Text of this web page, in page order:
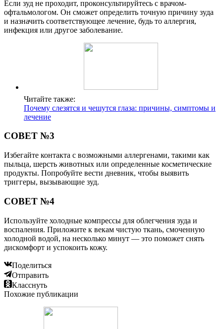
Если зуд не проходит, проконсультируйтесь с врачом-
офтальмологом. Он сможет определить точную причину зуда
и назначить соответствующее лечение, будь то аллергия,
инфекция или другое заболевание.
Читайте также:
Почему слезятся и чешутся глаза: причины, симптомы и
лечение
СОВЕТ №3
Избегайте контакта с возможными аллергенами, такими как
пыльца, шерсть животных или определенные косметические
продукты. Попробуйте вести дневник, чтобы выявить
триггеры, вызывающие зуд.
СОВЕТ №4
Используйте холодные компрессы для облегчения зуда и
воспаления. Приложите к векам чистую ткань, смоченную
холодной водой, на несколько минут — это поможет снять
дискомфорт и успокоить кожу.
Поделиться
Отправить
Класснуть
Похожие публикации